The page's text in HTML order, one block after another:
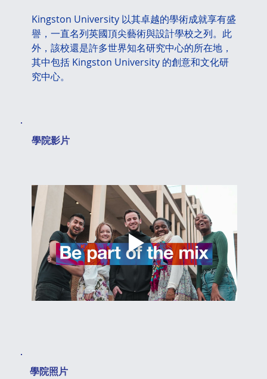
Kingston University 以其卓越的學術成就享有盛
譽，一直名列英國頂尖藝術與設計學校之列。此
外，該校還是許多世界知名研究中心的所在地，
其中包括 Kingston University 的創意和文化研
究中心。
​學院影片
​學院照片